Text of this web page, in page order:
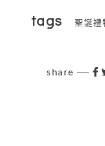
tags 聖誕禮
share